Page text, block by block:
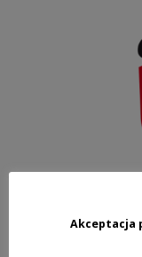
Akceptacja